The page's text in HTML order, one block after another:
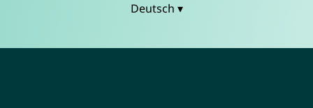
Deutsch ▾